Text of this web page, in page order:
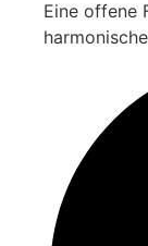
Eine offene